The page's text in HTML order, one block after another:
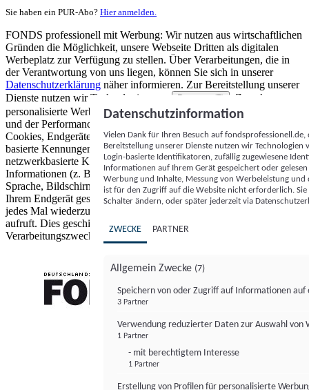
Sie haben ein PUR-Abo? Hier anmelden.
FONDS professionell mit Werbung: Wir nutzen aus wirtschaftlichen
Gründen die Möglichkeit, unsere Webseite Dritten als digitalen
Werbeplatz zur Verfügung zu stellen. Über Verarbeitungen, die in
der Verantwortung von uns liegen, können Sie sich in unserer
Datenschutzerklärung näher informieren. Zur Bereitstellung unserer
Dienste nutzen wir Technologien von
Partnern (5)
. Zwecke:
personalisierte Werbung und Inhalte, Messung von Werbeleistung
und der Performance von Inhalten sowie Zielgruppenforschung.
Cookies, Endgeräte- oder ähnliche Online-Kennungen (z. B. login-
basierte Kennungen, zufällig generierte Kennungen,
netzwerkbasierte Kennungen) können zusammen mit anderen
Informationen (z. B. Browsertyp und Browserinformationen,
Sprache, Bildschirmgröße, unterstützte Technologien usw.) auf
Ihrem Endgerät gespeichert oder von dort ausgelesen werden, um es
jedes Mal wiederzuerkennen, wenn es eine App oder einer Webseite
aufruft. Dies geschieht für einen oder mehrere der hier aufgeführten
Verarbeitungszwecke.
Datenschutzinformation
Vielen Dank für Ihren Besuch auf
Bereitstellung unserer Dienste nutzen wir Technologien
Login-basierte Identifikatoren, zufällig zugewiesene
Informationen auf Ihrem Gerät gespeichert oder
Werbung und Inhalte, Messung von Werbeleistung
ist für den Zugriff auf die Website nicht erforderlich.
Schalter ändern, oder später jederzeit via
ZWECKE PARTNER
Allgemein Zwecke (7)
Speichern von oder Zugriff auf Informationen auf
3 Partner
Verwendung reduzierter Daten zur Auswahl von
1 Partner
- mit berechtigtem Interesse
1 Partner
Erstellung von Profilen für personalisierte
FONDS professionell